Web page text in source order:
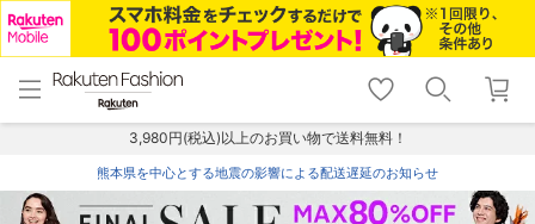
menu home
トップ
shopping_cart lock_outline
ログイン
3,980円(税込)以上のお買い物で送料無料！
熊本県を中心とする地震の影響による配送遅延のお知らせ